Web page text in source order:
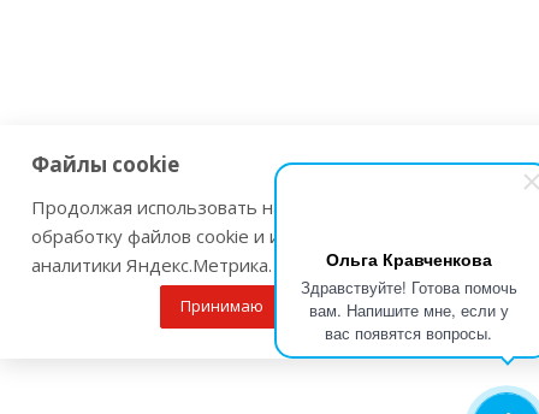
Ольга Кравченкова
Здравствуйте! Готова помочь
вам. Напишите мне, если у
вас появятся вопросы.
Файлы cookie
Продолжая использовать наш сайт Вы даете согласие на
обработку файлов cookie и использовании сервисов веб-
аналитики Яндекс.Метрика.
Принимаю Подробнее